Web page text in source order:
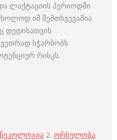
ლაქტაციის პერიოდში
იმ შემთხვევაშია
დედისათვის
სჭარბობს
რისკს.
2. ორსულობა